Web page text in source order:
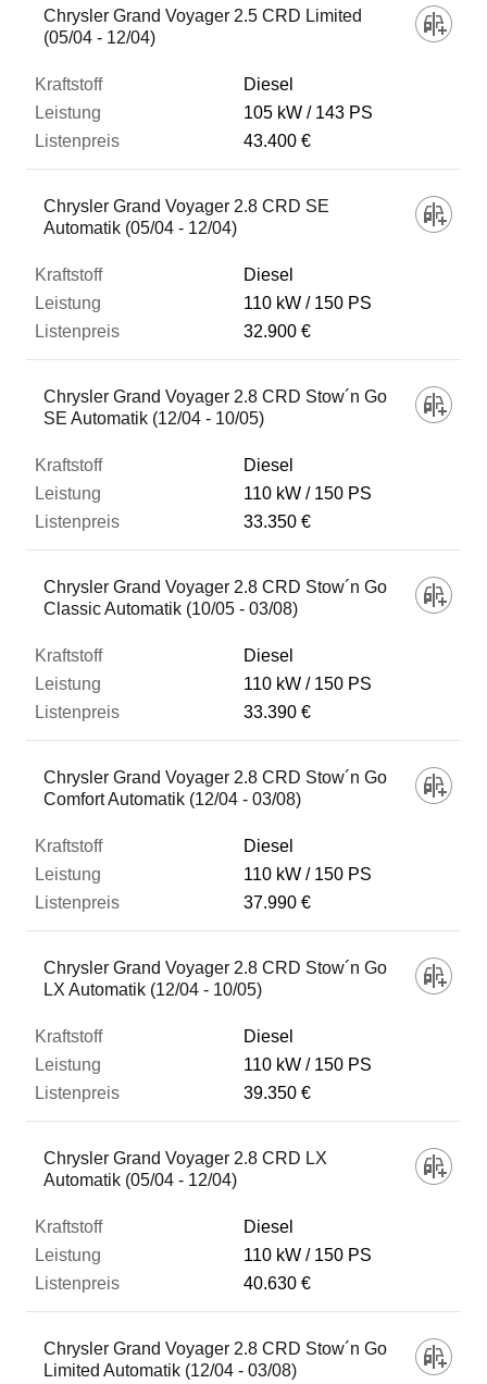
Chrysler Grand Voyager 2.5 CRD Limited
(05/04 - 12/04)
Diesel
105 kW
143 PS
43.400 €
Chrysler Grand Voyager 2.8 CRD SE
Automatik (05/04 - 12/04)
Diesel
110 kW
150 PS
32.900 €
Chrysler Grand Voyager 2.8 CRD Stow´n Go
SE Automatik (12/04 - 10/05)
Diesel
110 kW
150 PS
33.350 €
Chrysler Grand Voyager 2.8 CRD Stow´n Go
Classic Automatik (10/05 - 03/08)
Diesel
110 kW
150 PS
33.390 €
Chrysler Grand Voyager 2.8 CRD Stow´n Go
Comfort Automatik (12/04 - 03/08)
Diesel
110 kW
150 PS
37.990 €
Chrysler Grand Voyager 2.8 CRD Stow´n Go
LX Automatik (12/04 - 10/05)
Diesel
110 kW
150 PS
39.350 €
Chrysler Grand Voyager 2.8 CRD LX
Automatik (05/04 - 12/04)
Diesel
110 kW
150 PS
40.630 €
Chrysler Grand Voyager 2.8 CRD Stow´n Go
Limited Automatik (12/04 - 03/08)